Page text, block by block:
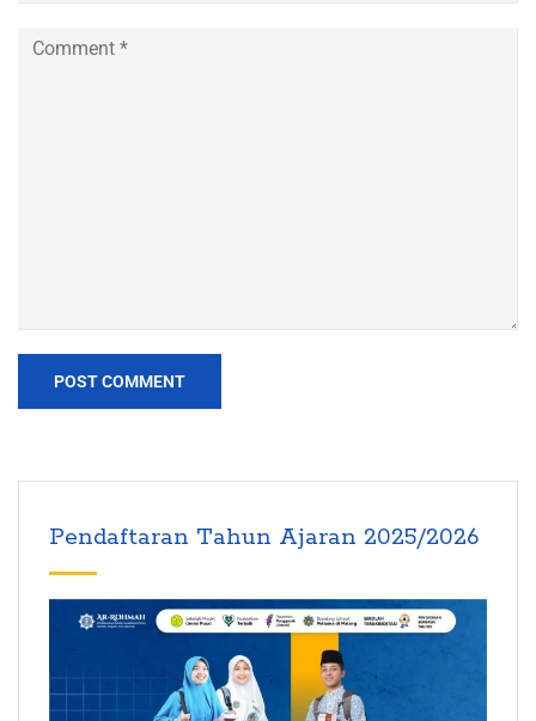
Pendaftaran Tahun Ajaran 2025/2026